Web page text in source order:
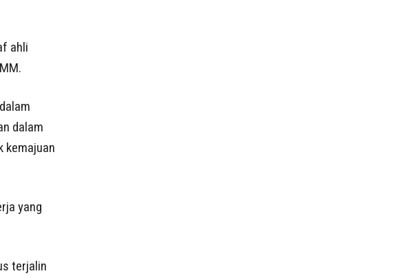
ahli
dalam
kemajuan
yang
terjalin